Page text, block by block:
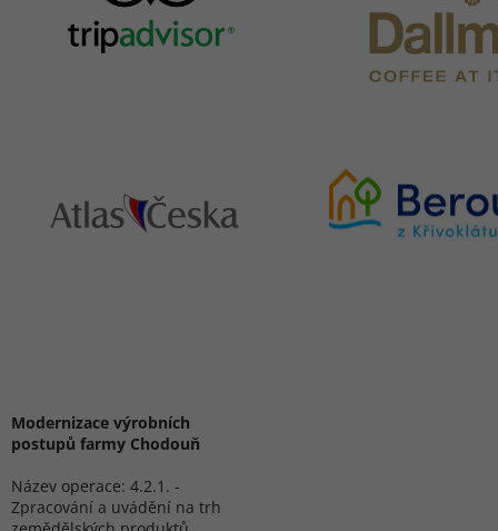
Modernizace výrobních
postupů farmy Chodouň
Název operace: 4.2.1. -
Zpracování a uvádění na trh